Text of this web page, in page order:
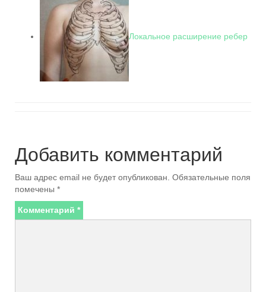
Локальное расширение ребер
Добавить комментарий
Ваш адрес email не будет опубликован. Обязательные поля
помечены *
Комментарий *